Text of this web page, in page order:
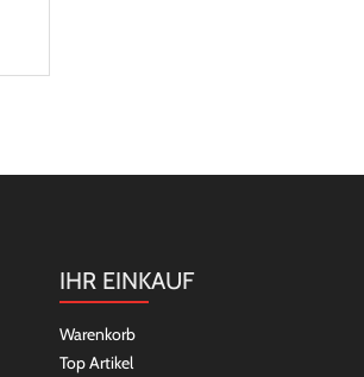
IHR EINKAUF
Warenkorb
Top Artikel